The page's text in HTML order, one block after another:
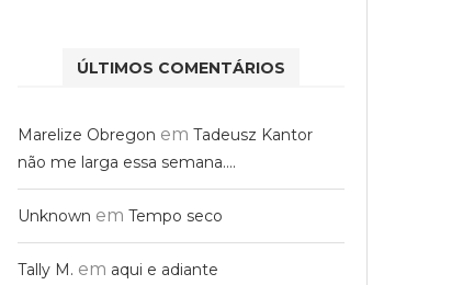
ÚLTIMOS COMENTÁRIOS
Marelize Obregon em Tadeusz Kantor
não me larga essa semana….
Unknown em Tempo seco
Tally M. em aqui e adiante